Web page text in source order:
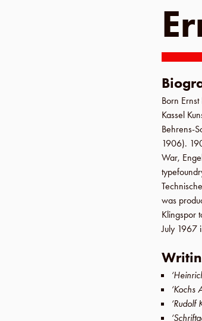
Born
Kassel
Behrens-
1906).
War,
was
Klingspor
July 1967
‘Kochs
‘Rudolf